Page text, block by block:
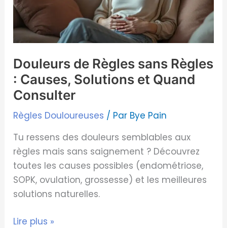
Douleurs de Règles sans Règles
: Causes, Solutions et Quand
Consulter
Règles Douloureuses / Par Bye Pain
Tu ressens des douleurs semblables aux
règles mais sans saignement ? Découvrez
toutes les causes possibles (endométriose,
SOPK, ovulation, grossesse) et les meilleures
solutions naturelles.
:
Causes,
Solutions
Quand
Consulter
Lire plus »